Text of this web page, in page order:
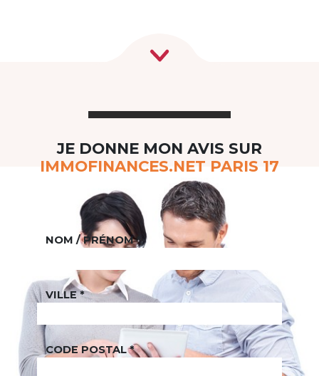
JE DONNE MON AVIS SUR
IMMOFINANCES.NET PARIS 17
NOM / PRÉNOM*
VILLE*
CODE POSTAL*